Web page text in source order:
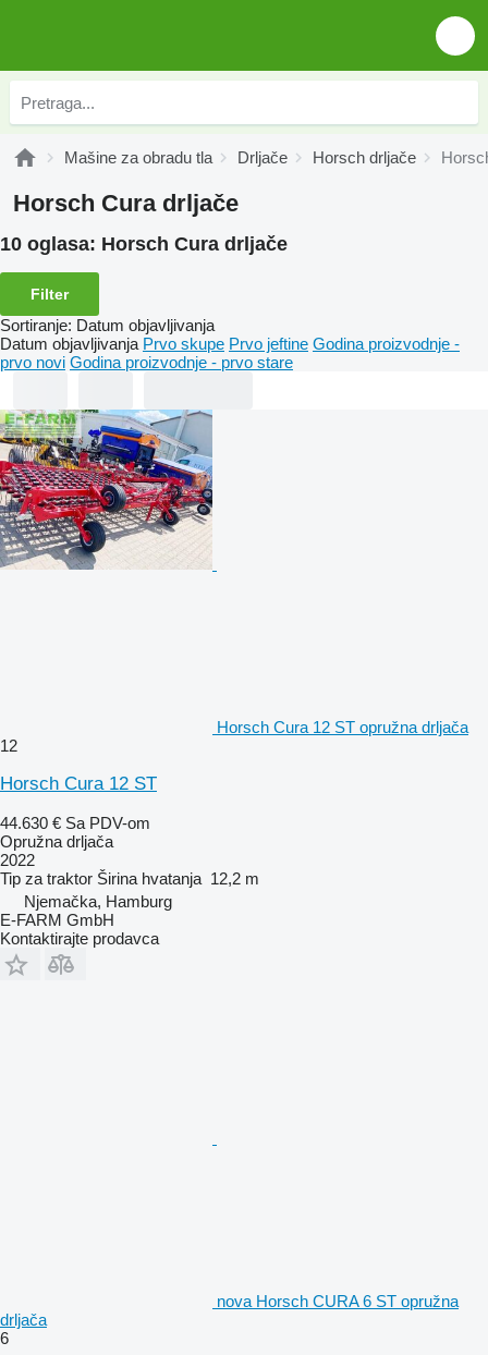
Mašine za obradu tla Drljače Horsch drljače
Horsch Cura drljače
10 oglasa: Horsch Cura drljače
Filter
Sortiranje: Datum objavljivanja
Datum objavljivanja Prvo skupe Prvo jeftine Godina proizvodnje -
prvo novi Godina proizvodnje - prvo stare
Horsch Cura 12 ST opružna drljača
12
Horsch Cura 12 ST
44.630 € Sa PDV-om
Opružna drljača
2022
Tip za traktor Širina hvatanja 12,2 m
Njemačka, Hamburg
E-FARM GmbH
Kontaktirajte prodavca
nova Horsch CURA 6 ST opružna
drljača
6